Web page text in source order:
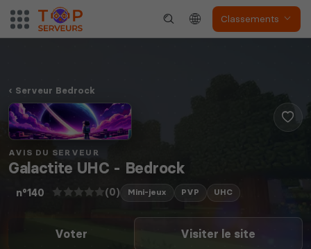
Classements
The Front Atlas
Dune Awakening
Squad
Neverwinter
Nights
Serveur Bedrock
AVIS DU SERVEUR
Galactite UHC - Bedrock
n°140 (0) Mini-jeux PVP UHC
Voter Visiter le site